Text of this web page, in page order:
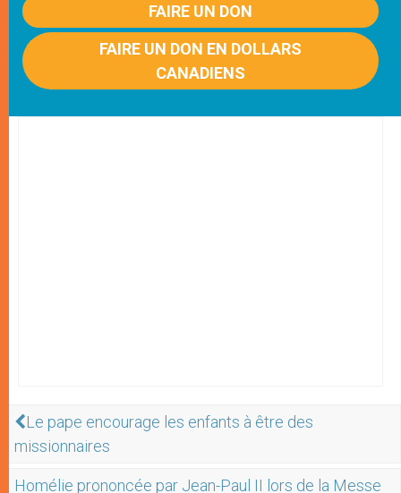
FAIRE UN DON
FAIRE UN DON EN DOLLARS
CANADIENS
Le pape encourage les enfants à être des
missionnaires
Homélie prononcée par Jean-Paul II lors de la Messe